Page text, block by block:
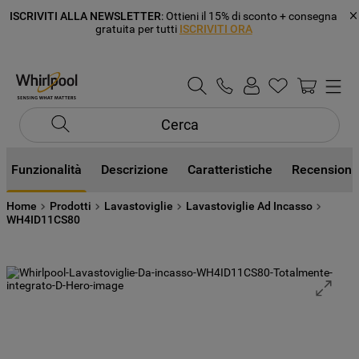
ISCRIVITI ALLA NEWSLETTER: Ottieni il 15% di sconto + consegna
gratuita per tutti ISCRIVITI ORA
Cerca
Funzionalità Descrizione Caratteristiche Recensioni
Home Prodotti Lavastoviglie
Lavastoviglie Ad Incasso
WH4ID11CS80